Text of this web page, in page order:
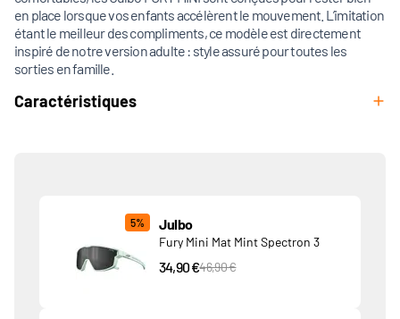
en place lorsque vos enfants accélèrent le mouvement. L’imitation
étant le meilleur des compliments, ce modèle est directement
inspiré de notre version adulte : style assuré pour toutes les
sorties en famille.
Caractéristiques
5% Julbo
Fury Mini Mat Mint Spectron 3
34,90 €PVC Price
46,90 €